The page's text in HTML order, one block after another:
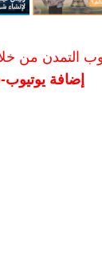
التمدن من
إضافة